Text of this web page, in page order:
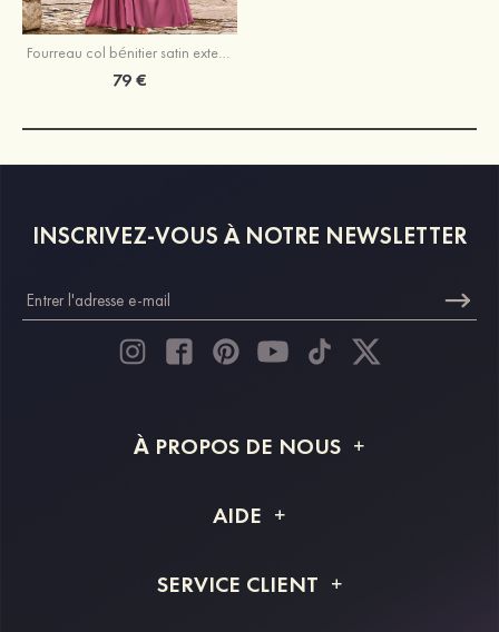
Fourreau col bénitier satin extensible longueur ras du sol robe de demoiselle d'honneur avec drapé latéral fendue
79 €
INSCRIVEZ-VOUS À NOTRE NEWSLETTER
À PROPOS DE NOUS
Livraison
AIDE
Retour et remboursement
SERVICE CLIENT